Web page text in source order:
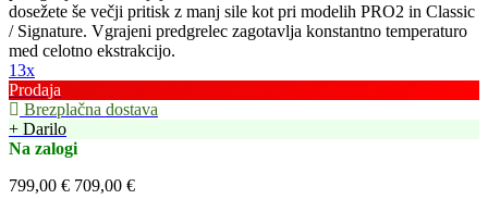
dosežete še večji pritisk z manj sile kot pri modelih PRO2 in Classic
/ Signature. Vgrajeni predgrelec zagotavlja konstantno temperaturo
med celotno ekstrakcijo.
13x
Prodaja
Brezplačna dostava
+ Darilo
Na zalogi
799,00 € 709,00 €